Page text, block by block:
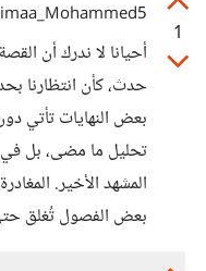
1
أحيانا لا ندرك أن
حدث، كأن انتظارنا
بعض النهايات تأتي
تحليل ما مضى، بل في
المشهد الأخير.
بعض الفصول تُغلق